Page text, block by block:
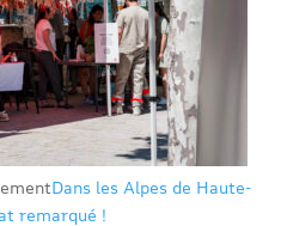
Dans les Alpes de Haute-
remarqué !